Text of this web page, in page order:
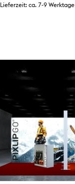
Lieferzeit: ca. 7-9 Werktage